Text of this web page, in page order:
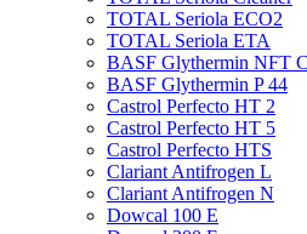
TOTAL Seriola ECO2
TOTAL Seriola ETA
BASF Glythermin NFT
BASF Glythermin P 44
Castrol Perfecto HT 2
Castrol Perfecto HT 5
Castrol Perfecto HTS
Clariant Antifrogen L
Clariant Antifrogen N
Dowcal 100 E